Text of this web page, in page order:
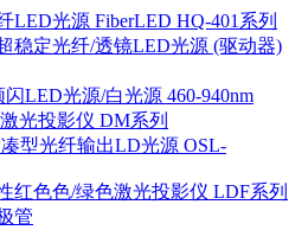
LED光源 FiberLED HQ-401系列
稳定光纤/透镜LED光源 (驱动器)
LED光源/白光源 460-940nm
光投影仪 DM系列
凑型光纤输出LD光源 OSL-
红色色/绿色激光投影仪 LDF系列
管